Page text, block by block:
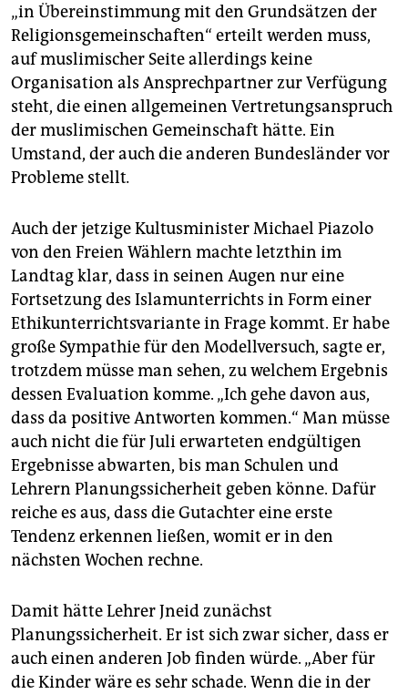
„in Übereinstimmung mit den Grundsätzen der
Religionsgemeinschaften“ erteilt werden muss,
auf muslimischer Seite allerdings keine
Organisation als Ansprechpartner zur Verfügung
steht, die einen allgemeinen Vertretungsanspruch
der muslimischen Gemeinschaft hätte. Ein
Umstand, der auch die anderen Bundesländer vor
Probleme stellt.
Auch der jetzige Kultusminister Michael Piazolo
von den Freien Wählern machte letzthin im
Landtag klar, dass in seinen Augen nur eine
Fortsetzung des Islamunterrichts in Form einer
Ethikunterrichtsvariante in Frage kommt. Er habe
große Sympathie für den Modellversuch, sagte er,
trotzdem müsse man sehen, zu welchem Ergebnis
dessen Evaluation komme. „Ich gehe davon aus,
dass da positive Antworten kommen.“ Man müsse
auch nicht die für Juli erwarteten endgültigen
Ergebnisse abwarten, bis man Schulen und
Lehrern Planungssicherheit geben könne. Dafür
reiche es aus, dass die Gutachter eine erste
Tendenz erkennen ließen, womit er in den
nächsten Wochen rechne.
Damit hätte Lehrer Jneid zunächst
Planungssicherheit. Er ist sich zwar sicher, dass er
auch einen anderen Job finden würde. „Aber für
die Kinder wäre es sehr schade. Wenn die in der